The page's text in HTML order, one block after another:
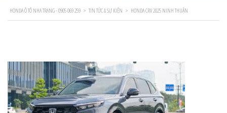
HONDA Ô TÔ NHA TRANG - 0905 069 259 > TIN TỨC & SỰ KIỆN > HONDA CRV 2025 NINH THUẬN